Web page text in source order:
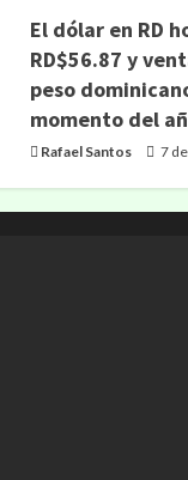
El dólar en RD
RD$56.87 y
peso
momento del
Rafael Santos 7